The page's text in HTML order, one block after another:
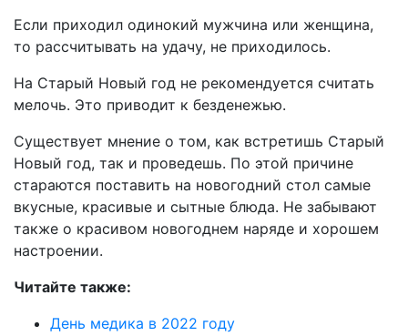
Если приходил одинокий мужчина или женщина,
то рассчитывать на удачу, не приходилось.
На Старый Новый год не рекомендуется считать
мелочь. Это приводит к безденежью.
Существует мнение о том, как встретишь Старый
Новый год, так и проведешь. По этой причине
стараются поставить на новогодний стол самые
вкусные, красивые и сытные блюда. Не забывают
также о красивом новогоднем наряде и хорошем
настроении.
Читайте также:
День медика в 2022 году